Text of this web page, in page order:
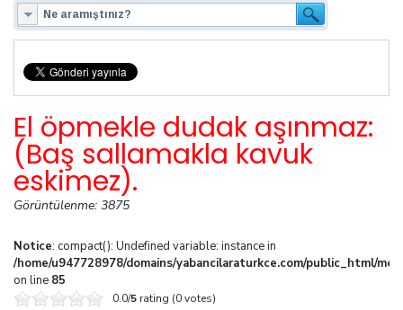
El öpmekle dudak aşınmaz:
(Baş sallamakla kavuk
eskimez).
Görüntülenme: 3875
Notice: compact(): Undefined variable: instance in
/home/u947728978/domains/yabancilaraturkce.com/public_html/
on line 85
0.0/5 rating (0 votes)